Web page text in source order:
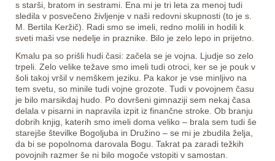
s starši, bratom in sestrami. Ena mi je tri leta za menoj tudi
sledila v posvečeno življenje v naši redovni skupnosti (to je s.
M. Bertila Keržič). Radi smo se imeli, redno molili in hodili k
sveti maši vse nedelje in praznike. Bilo je zelo lepo in prijetno.
Kmalu pa so prišli hudi časi: začela se je vojna. Ljudje so zelo
trpeli. Zelo velike težave smo imeli tudi otroci, ker se je pouk v
šoli takoj vršil v nemškem jeziku. Pa kakor je vse minljivo na
tem svetu, so minile tudi vojne grozote. Tudi v povojnem času
je bilo marsikdaj hudo. Po dovršeni gimnaziji sem nekaj časa
delala v pisarni in napravila izpit iz finančne stroke. Ob branju
dobrih knjig, katerih smo imeli doma veliko – brala sem tudi še
starejše številke Bogoljuba in Družino – se mi je zbudila želja,
da bi se popolnoma darovala Bogu. Takrat pa zaradi težkih
povojnih razmer še ni bilo mogoče vstopiti v samostan.